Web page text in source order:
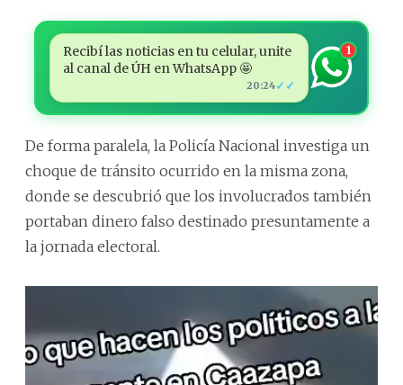
Recibí las noticias en tu celular, unite
al canal de ÚH en WhatsApp 🤩
20:24✓✓
1
De forma paralela, la Policía Nacional investiga un
choque de tránsito ocurrido en la misma zona,
donde se descubrió que los involucrados también
portaban dinero falso destinado presuntamente a
la jornada electoral.